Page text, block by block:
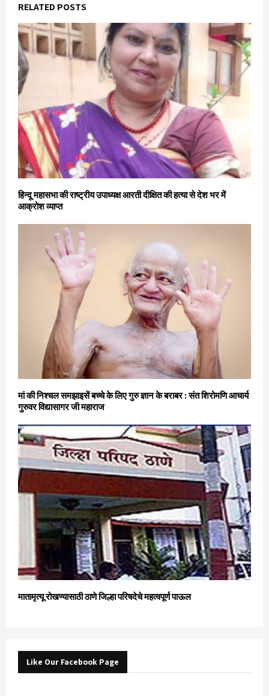
RELATED POSTS
हिन्दू महासभा की राष्ट्रीय उपाध्यक्ष आरती दीक्षित की हत्या से देश भर में
आक्रोश व्याप्त
मां की निश्चल समझाइसें बच्चे के लिए गुरु ज्ञान के बराबर : संत शिरोमणि आचार्य
गुरुवर विद्यासागर जी महाराज
मातामृत्यू रोखण्यासाठी ठाणे जिल्हा परिषदेचे महत्वपूर्ण पाऊल
Like Our Facebook Page